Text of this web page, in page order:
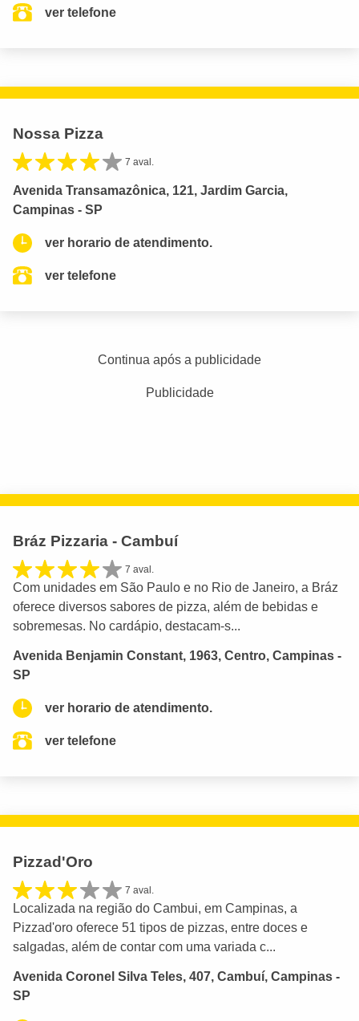
ver telefone
Nossa Pizza
7 aval.
Avenida Transamazônica, 121, Jardim Garcia,
Campinas - SP
ver horario de atendimento.
ver telefone
Continua após a publicidade
Publicidade
Bráz Pizzaria - Cambuí
7 aval.
Com unidades em São Paulo e no Rio de Janeiro, a Bráz
oferece diversos sabores de pizza, além de bebidas e
sobremesas. No cardápio, destacam-s...
Avenida Benjamin Constant, 1963, Centro, Campinas -
SP
ver horario de atendimento.
ver telefone
Pizzad'Oro
7 aval.
Localizada na região do Cambui, em Campinas, a
Pizzad'oro oferece 51 tipos de pizzas, entre doces e
salgadas, além de contar com uma variada c...
Avenida Coronel Silva Teles, 407, Cambuí, Campinas -
SP